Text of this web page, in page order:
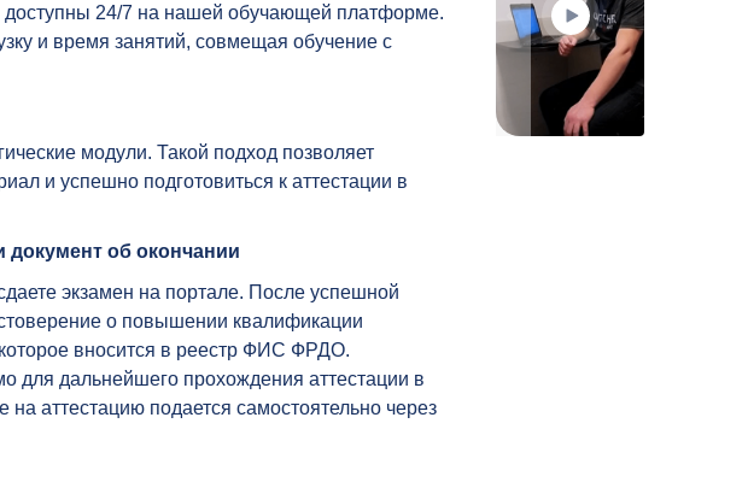
доступны 24/7 на нашей обучающей платформе.
и время занятий, совмещая обучение с
модули. Такой подход позволяет
и успешно подготовиться к аттестации в
документ об окончании
экзамен на портале. После успешной
о повышении квалификации
вносится в реестр ФИС ФРДО.
для дальнейшего прохождения аттестации в
на аттестацию подается самостоятельно через